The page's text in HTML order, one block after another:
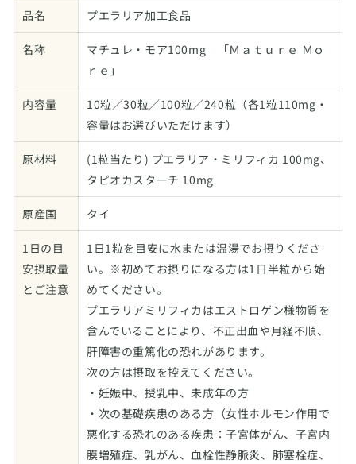
品名 プエラリア加工食品
名称
マチュレ・モア100mg 「Ｍａｔｕｒｅ Ｍｏ
ｒｅ」
内容量
10粒／30粒／100粒／240粒（各1粒110mg・
容量はお選びいただけます）
原材料
(1粒当たり) プエラリア・ミリフィカ 100mg、
タピオカスターチ 10mg
原産国 タイ
1日の目
安摂取量
とご注意
1日1粒を目安に水または温湯でお摂りくださ
い。※初めてお摂りになる方は1日半粒から始
めてください。
プエラリアミリフィカはエストロゲン様物質を
含んでいることにより、不正出血や月経不順、
肝障害の重篤化の恐れがあります。
次の方は摂取を控えてください。
・妊娠中、授乳中、未成年の方
・次の基礎疾患のある方（女性ホルモン作用で
悪化する恐れのある疾患：子宮体がん、子宮内
膜増殖症、乳がん、血栓性静脈炎、肺塞栓症、